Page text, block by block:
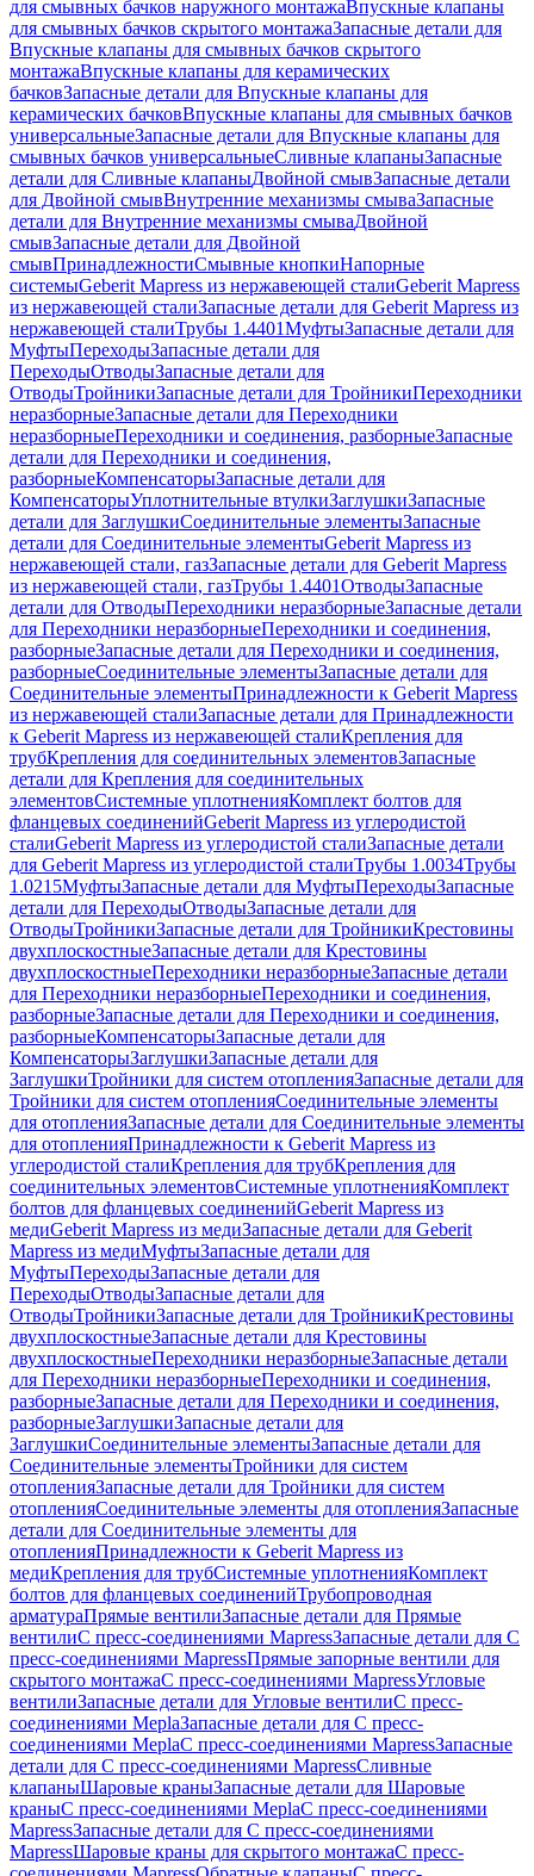
для смывных бачков наружного монтажаВпускные клапаны
для смывных бачков скрытого монтажаЗапасные детали для
Впускные клапаны для смывных бачков скрытого
монтажаВпускные клапаны для керамических
бачковЗапасные детали для Впускные клапаны для
керамических бачковВпускные клапаны для смывных бачков
универсальныеЗапасные детали для Впускные клапаны для
смывных бачков универсальныеСливные клапаныЗапасные
детали для Сливные клапаныДвойной смывЗапасные детали
для Двойной смывВнутренние механизмы смываЗапасные
детали для Внутренние механизмы смываДвойной
смывЗапасные детали для Двойной
смывПринадлежностиСмывные кнопкиНапорные
системыGeberit Mapress из нержавеющей сталиGeberit Mapress
из нержавеющей сталиЗапасные детали для Geberit Mapress из
нержавеющей сталиТрубы 1.4401МуфтыЗапасные детали для
МуфтыПереходыЗапасные детали для
ПереходыОтводыЗапасные детали для
ОтводыТройникиЗапасные детали для ТройникиПереходники
неразборныеЗапасные детали для Переходники
неразборныеПереходники и соединения, разборныеЗапасные
детали для Переходники и соединения,
разборныеКомпенсаторыЗапасные детали для
КомпенсаторыУплотнительные втулкиЗаглушкиЗапасные
детали для ЗаглушкиСоединительные элементыЗапасные
детали для Соединительные элементыGeberit Mapress из
нержавеющей стали, газЗапасные детали для Geberit Mapress
из нержавеющей стали, газТрубы 1.4401ОтводыЗапасные
детали для ОтводыПереходники неразборныеЗапасные детали
для Переходники неразборныеПереходники и соединения,
разборныеЗапасные детали для Переходники и соединения,
разборныеСоединительные элементыЗапасные детали для
Соединительные элементыПринадлежности к Geberit Mapress
из нержавеющей сталиЗапасные детали для Принадлежности
к Geberit Mapress из нержавеющей сталиКрепления для
трубКрепления для соединительных элементовЗапасные
детали для Крепления для соединительных
элементовСистемные уплотненияКомплект болтов для
фланцевых соединенийGeberit Mapress из углеродистой
сталиGeberit Mapress из углеродистой сталиЗапасные детали
для Geberit Mapress из углеродистой сталиТрубы 1.0034Трубы
1.0215МуфтыЗапасные детали для МуфтыПереходыЗапасные
детали для ПереходыОтводыЗапасные детали для
ОтводыТройникиЗапасные детали для ТройникиКрестовины
двухплоскостныеЗапасные детали для Крестовины
двухплоскостныеПереходники неразборныеЗапасные детали
для Переходники неразборныеПереходники и соединения,
разборныеЗапасные детали для Переходники и соединения,
разборныеКомпенсаторыЗапасные детали для
КомпенсаторыЗаглушкиЗапасные детали для
ЗаглушкиТройники для систем отопленияЗапасные детали для
Тройники для систем отопленияСоединительные элементы
для отопленияЗапасные детали для Соединительные элементы
для отопленияПринадлежности к Geberit Mapress из
углеродистой сталиКрепления для трубКрепления для
соединительных элементовСистемные уплотненияКомплект
болтов для фланцевых соединенийGeberit Mapress из
медиGeberit Mapress из медиЗапасные детали для Geberit
Mapress из медиМуфтыЗапасные детали для
МуфтыПереходыЗапасные детали для
ПереходыОтводыЗапасные детали для
ОтводыТройникиЗапасные детали для ТройникиКрестовины
двухплоскостныеЗапасные детали для Крестовины
двухплоскостныеПереходники неразборныеЗапасные детали
для Переходники неразборныеПереходники и соединения,
разборныеЗапасные детали для Переходники и соединения,
разборныеЗаглушкиЗапасные детали для
ЗаглушкиСоединительные элементыЗапасные детали для
Соединительные элементыТройники для систем
отопленияЗапасные детали для Тройники для систем
отопленияСоединительные элементы для отопленияЗапасные
детали для Соединительные элементы для
отопленияПринадлежности к Geberit Mapress из
медиКрепления для трубСистемные уплотненияКомплект
болтов для фланцевых соединенийТрубопроводная
арматураПрямые вентилиЗапасные детали для Прямые
вентилиС пресс-соединениями MapressЗапасные детали для С
пресс-соединениями MapressПрямые запорные вентили для
скрытого монтажаС пресс-соединениями MapressУгловые
вентилиЗапасные детали для Угловые вентилиС пресс-
соединениями MeplaЗапасные детали для С пресс-
соединениями MeplaС пресс-соединениями MapressЗапасные
детали для С пресс-соединениями MapressСливные
клапаныШаровые краныЗапасные детали для Шаровые
краныС пресс-соединениями MeplaС пресс-соединениями
MapressЗапасные детали для С пресс-соединениями
MapressШаровые краны для скрытого монтажаС пресс-